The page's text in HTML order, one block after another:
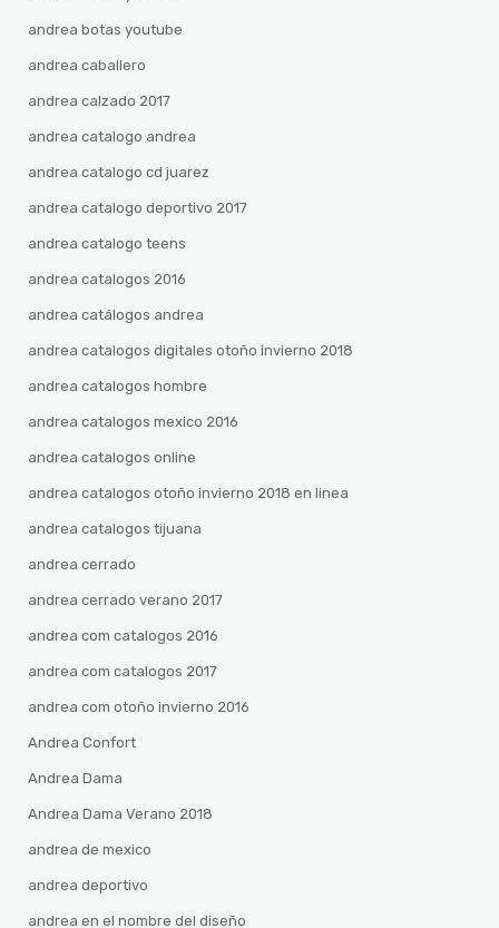
andrea botas youtube
andrea caballero
andrea calzado 2017
andrea catalogo andrea
andrea catalogo cd juarez
andrea catalogo deportivo 2017
andrea catalogo teens
andrea catalogos 2016
andrea catálogos andrea
andrea catalogos digitales otoño invierno 2018
andrea catalogos hombre
andrea catalogos mexico 2016
andrea catalogos online
andrea catalogos otoño invierno 2018 en linea
andrea catalogos tijuana
andrea cerrado
andrea cerrado verano 2017
andrea com catalogos 2016
andrea com catalogos 2017
andrea com otoño invierno 2016
Andrea Confort
Andrea Dama
Andrea Dama Verano 2018
andrea de mexico
andrea deportivo
andrea en el nombre del diseño